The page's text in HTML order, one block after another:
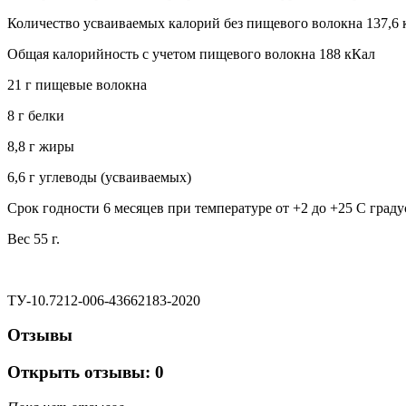
Количество усваиваемых калорий без пищевого волокна 137,6
Общая калорийность с учетом пищевого волокна 188 кКал
21 г пищевые волокна
8 г белки
8,8 г жиры
6,6 г углеводы (усваиваемых)
Срок годности 6 месяцев при температуре от +2 до +25 С
Вес 55 г.
ТУ-10.7212-006-43662183-2020
Отзывы
Открыть отзывы: 0